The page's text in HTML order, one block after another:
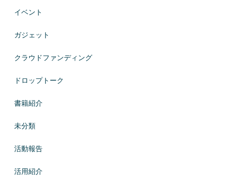
イベント
ガジェット
クラウドファンディング
ドロップトーク
書籍紹介
未分類
活動報告
活用紹介